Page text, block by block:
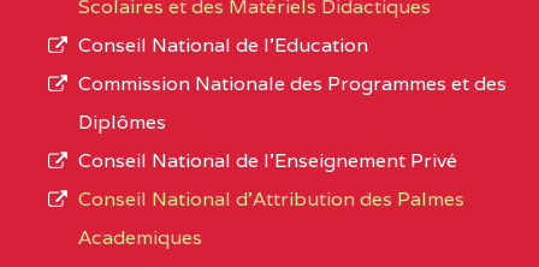
CENTRE
COLLEGE PANAFRICAIN
DE L'EXCELLENCE BP
CENTRE
COLLEGE PRIVE
L’offre
d’éducation
de
Scolaires et des Matériels Didactiques
Conseil National de l’Education
Commission Nationale des Programmes et des
Diplômes
Conseil National de l’Enseignement Privé
Conseil National d'Attribution des Palmes
Academiques